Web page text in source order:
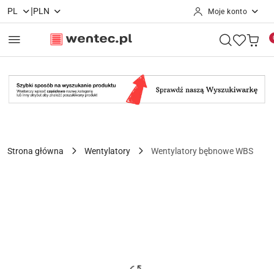
Przejdź do treści głównej
Przejdź do wyszukiwarki
Przejdź do moje konto
Przejdź do menu głównego
Przejdź do opisu produktu
Przejdź do stopki
PL |PLN Moje konto
Strona główna Wentylatory Wentylatory bębnowe WBS